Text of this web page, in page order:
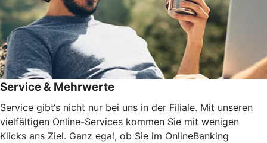
Service & Mehrwerte
Service gibt‘s nicht nur bei uns in der Filiale. Mit unseren
vielfältigen Online-Services kommen Sie mit wenigen
Klicks ans Ziel. Ganz egal, ob Sie im OnlineBanking